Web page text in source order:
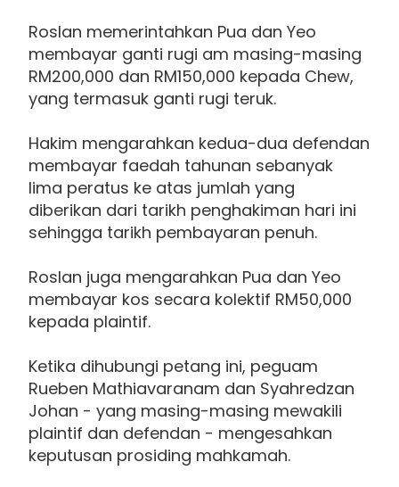
Roslan memerintahkan Pua dan Yeo
membayar ganti rugi am masing-masing
RM200,000 dan RM150,000 kepada Chew,
yang termasuk ganti rugi teruk.
Hakim mengarahkan kedua-dua defendan
membayar faedah tahunan sebanyak
lima peratus ke atas jumlah yang
diberikan dari tarikh penghakiman hari ini
sehingga tarikh pembayaran penuh.
Roslan juga mengarahkan Pua dan Yeo
membayar kos secara kolektif RM50,000
kepada plaintif.
Ketika dihubungi petang ini, peguam
Rueben Mathiavaranam dan Syahredzan
Johan - yang masing-masing mewakili
plaintif dan defendan - mengesahkan
keputusan prosiding mahkamah.